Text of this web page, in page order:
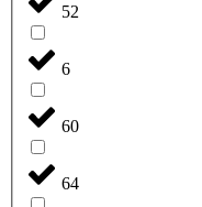
52
6
60
64